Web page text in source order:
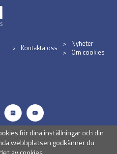
Kontakta oss
Nyheter
Om cookies
för dina inställningar och din
webbplatsen godkänner du